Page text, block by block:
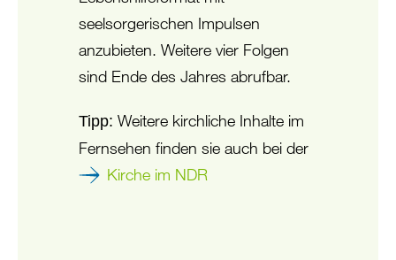
seelsorgerischen Impulsen
anzubieten. Weitere vier Folgen
sind Ende des Jahres abrufbar.
Tipp: Weitere kirchliche Inhalte im
Fernsehen finden sie auch bei der
Kirche im NDR